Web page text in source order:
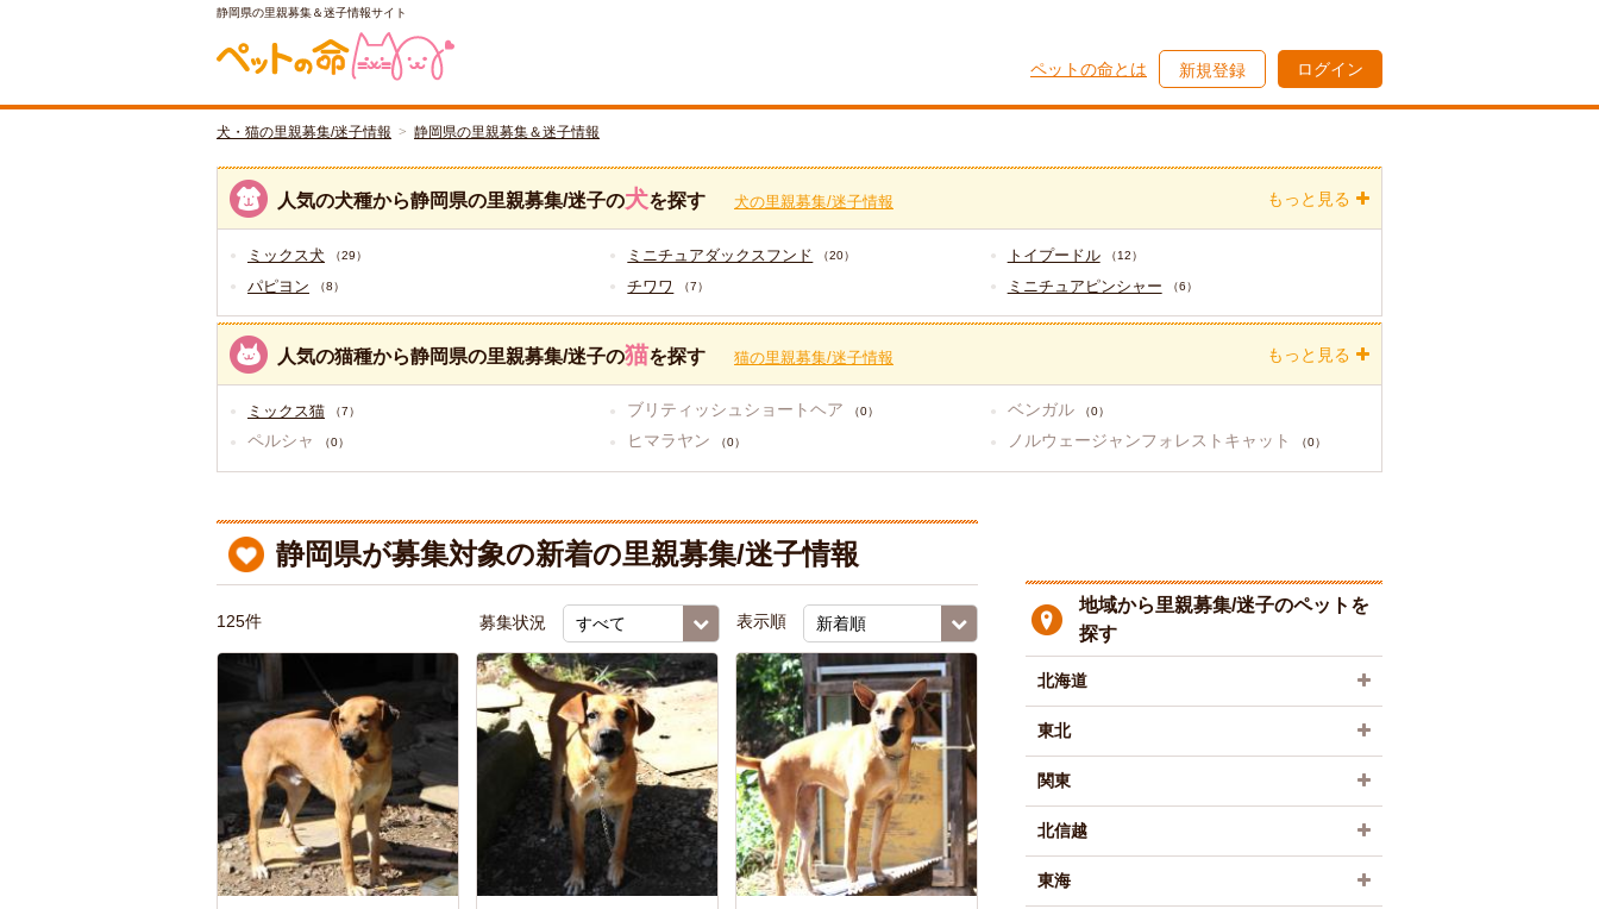
静岡県の里親募集＆迷子情報サイト
ペットの命とは 新規登録 ログイン
犬・猫の里親募集/迷子情報 静岡県の里親募集＆迷子情報
人気の犬種から静岡県の里親募集/迷子の犬を探す 犬の里親募集/迷子情報
ミックス犬 （29） ミニチュアダックスフンド （20） トイプードル （12）
パピヨン （8） チワワ （7） ミニチュアピンシャー （6）
もっと見る
人気の猫種から静岡県の里親募集/迷子の猫を探す 猫の里親募集/迷子情報
ミックス猫 （7） ブリティッシュショートヘア （0） ベンガル （0）
ペルシャ （0） ヒマラヤン （0） ノルウェージャンフォレストキャット （0）
もっと見る
静岡県が募集対象の新着の里親募集/迷子情報
125件 募集状況 表示順
地域から里親募集/迷子のペットを
探す
北海道
東北
関東
北信越
東海